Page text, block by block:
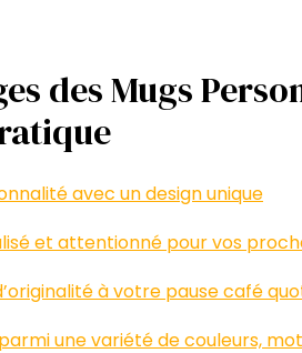
des Mugs
avec un design unique
et attentionné pour vos
à votre pause café
une variété de couleurs,